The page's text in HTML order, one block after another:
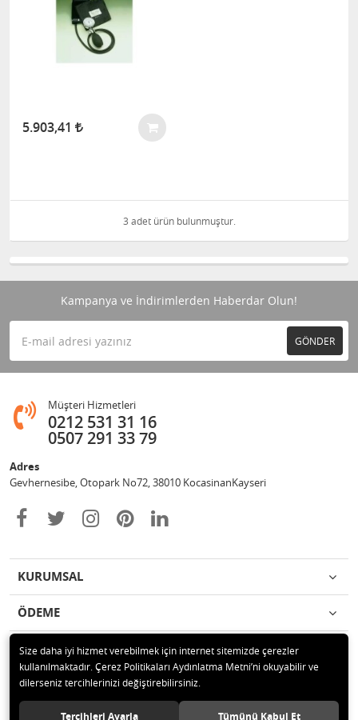
5.903,41
3 adet ürün bulunmuştur.
Kampanya ve İndirimlerden Haberdar Olun!
GÖNDER
Müşteri Hizmetleri
0212 531 31 16
0507 291 33 79
Adres
Gevhernesibe, Otopark No72, 38010 KocasinanKayseri
KURUMSAL
ÖDEME
İLETİŞİM
© 2020 Çağrı Medikal Tekerlekli Sandalye Mağazası Tüm hakları saklıdır.
Size daha iyi hizmet verebilmek için internet sitemizde çerezler
kullanılmaktadır. Çerez Politikaları Aydınlatma Metni’ni okuyabilir ve
dilerseniz tercihlerinizi değiştirebilirsiniz.
Tercihleri Ayarla Tümünü Kabul Et